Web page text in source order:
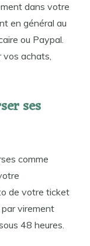
dans votre
en général au
ou Paypal.
vos achats,
ses
comme
de votre ticket
par virement
48 heures.